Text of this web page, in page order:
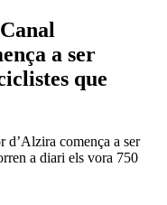
a ser
que
comença a ser
a diari els vora 750